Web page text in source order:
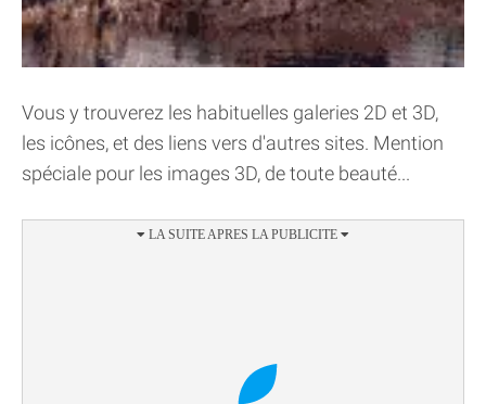
Vous y trouverez les habituelles galeries 2D et 3D,
les icônes, et des liens vers d'autres sites. Mention
spéciale pour les images 3D, de toute beauté...